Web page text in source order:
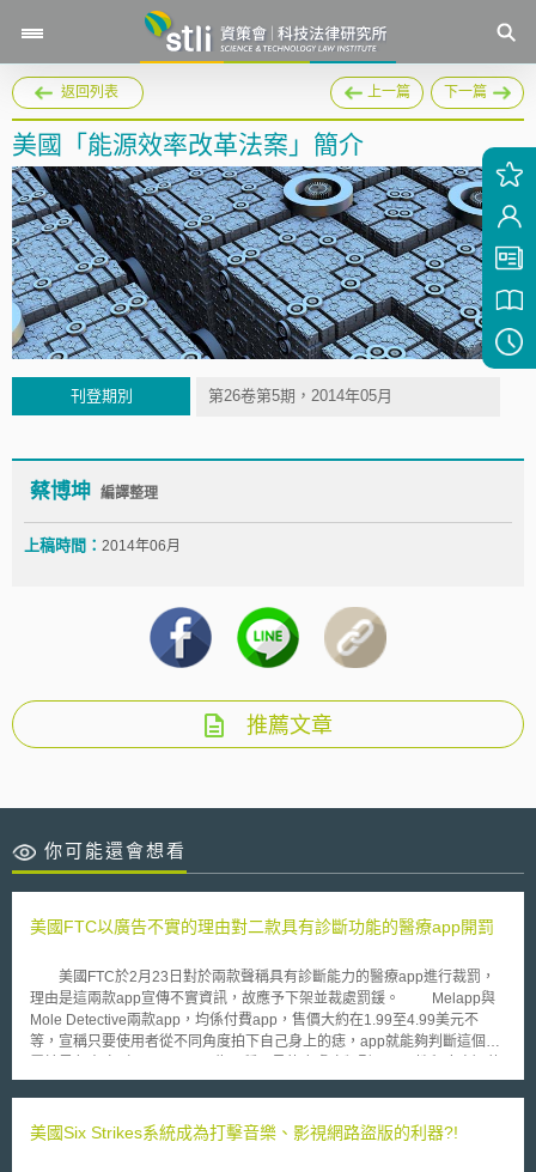
返回列表 上一篇 下一篇
美國「能源效率改革法案」簡介
刊登期別 第26卷第5期，2014年05月
蔡博坤 編譯整理
上稿時間： 2014年06月
推薦文章
你可能還會想看
美國FTC以廣告不實的理由對二款具有診斷功能的醫療app開罰
美國FTC於2月23日對於兩款聲稱具有診斷能力的醫療app進行裁罰，
理由是這兩款app宣傳不實資訊，故應予下架並裁處罰鍰。 Melapp與
Mole Detective兩款app，均係付費app，售價大約在1.99至4.99美元不
等，宣稱只要使用者從不同角度拍下自己身上的痣，app就能夠判斷這個痣
機率，app將罹患黑色素瘤的風險區分為：高、中、低三級。但FTC認為業
目前為止，Melapp與Mole Detective的開發業者都已經繳納罰鍰，但發行商
美國Six Strikes系統成為打擊音樂、影視網路盜版的利器?!